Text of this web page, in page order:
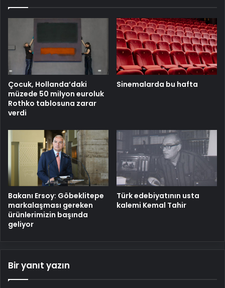
Çocuk, Hollanda’daki
müzede 50 milyon euroluk
Rothko tablosuna zarar
verdi
Sinemalarda bu hafta
Bakanı Ersoy: Göbeklitepe
markalaşması gereken
ürünlerimizin başında
geliyor
Türk edebiyatının usta
kalemi Kemal Tahir
Bir yanıt yazın